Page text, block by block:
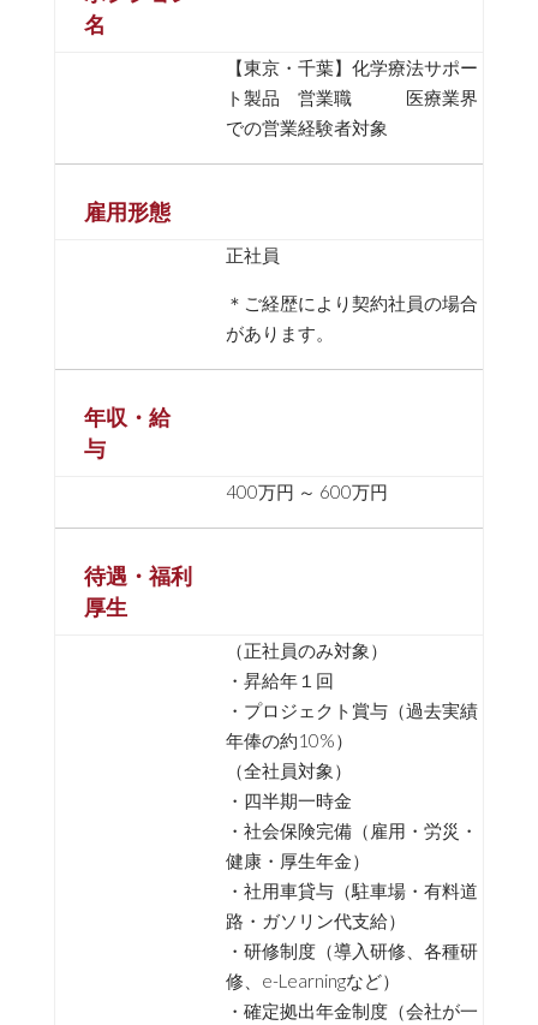
名
【東京・千葉】化学療法サポー
ト製品 営業職 医療業界
での営業経験者対象
雇用形態
正社員
＊ご経歴により契約社員の場合
があります。
年収・給
与
400万円 ～ 600万円
待遇・福利
厚生
（正社員のみ対象）
・昇給年１回
・プロジェクト賞与（過去実績
年俸の約10%）
（全社員対象）
・四半期一時金
・社会保険完備（雇用・労災・
健康・厚生年金）
・社用車貸与（駐車場・有料道
路・ガソリン代支給）
・研修制度（導入研修、各種研
修、e-Learningなど）
・確定拠出年金制度（会社が一